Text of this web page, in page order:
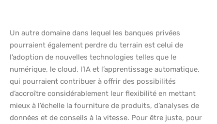
Un autre domaine dans lequel les banques privées
pourraient également perdre du terrain est celui de
l’adoption de nouvelles technologies telles que le
numérique, le cloud, l’IA et l’apprentissage automatique,
qui pourraient contribuer à offrir des possibilités
d’accroître considérablement leur flexibilité en mettant
mieux à l’échelle la fourniture de produits, d’analyses de
données et de conseils à la vitesse. Pour être juste, pour